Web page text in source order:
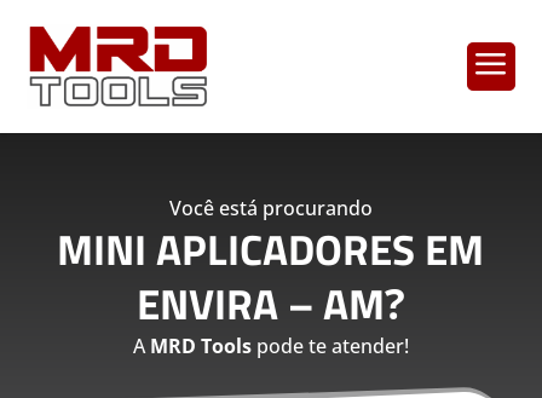
a
Você está procurando
MINI APLICADORES EM
ENVIRA – AM?
AMRD Toolspode te atender!